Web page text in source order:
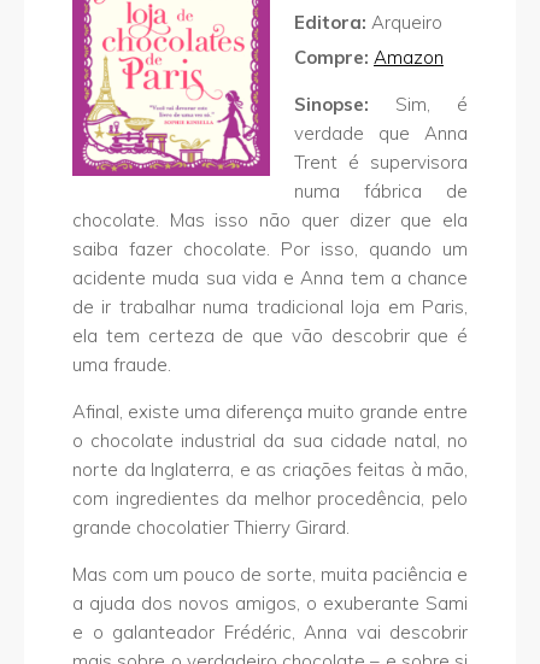
Editora: Arqueiro
Compre: Amazon
Sinopse: Sim, é
verdade que Anna
Trent é supervisora
numa fábrica de
chocolate. Mas isso não quer dizer que ela
saiba fazer chocolate. Por isso, quando um
acidente muda sua vida e Anna tem a chance
de ir trabalhar numa tradicional loja em Paris,
ela tem certeza de que vão descobrir que é
uma fraude.
Afinal, existe uma diferença muito grande entre
o chocolate industrial da sua cidade natal, no
norte da Inglaterra, e as criações feitas à mão,
com ingredientes da melhor procedência, pelo
grande chocolatier Thierry Girard.
Mas com um pouco de sorte, muita paciência e
a ajuda dos novos amigos, o exuberante Sami
e o galanteador Frédéric, Anna vai descobrir